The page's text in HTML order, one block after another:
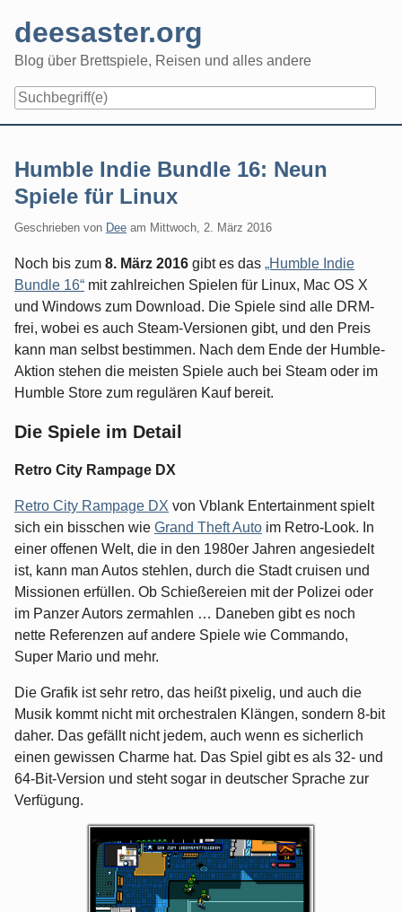
content
deesaster.org
Blog über Brettspiele, Reisen und alles andere
Humble Indie Bundle 16: Neun
Spiele für Linux
Geschrieben von Dee am Mittwoch, 2. März 2016
Noch bis zum 8. März 2016 gibt es das „Humble Indie
Bundle 16“ mit zahlreichen Spielen für Linux, Mac OS X
und Windows zum Download. Die Spiele sind alle DRM-
frei, wobei es auch Steam-Versionen gibt, und den Preis
kann man selbst bestimmen. Nach dem Ende der Humble-
Aktion stehen die meisten Spiele auch bei Steam oder im
Humble Store zum regulären Kauf bereit.
Die Spiele im Detail
Retro City Rampage DX
Retro City Rampage DX von Vblank Entertainment spielt
sich ein bisschen wie Grand Theft Auto im Retro-Look. In
einer offenen Welt, die in den 1980er Jahren angesiedelt
ist, kann man Autos stehlen, durch die Stadt cruisen und
Missionen erfüllen. Ob Schießereien mit der Polizei oder
im Panzer Autors zermahlen … Daneben gibt es noch
nette Referenzen auf andere Spiele wie Commando,
Super Mario und mehr.
Die Grafik ist sehr retro, das heißt pixelig, und auch die
Musik kommt nicht mit orchestralen Klängen, sondern 8-bit
daher. Das gefällt nicht jedem, auch wenn es sicherlich
einen gewissen Charme hat. Das Spiel gibt es als 32- und
64-Bit-Version und steht sogar in deutscher Sprache zur
Verfügung.